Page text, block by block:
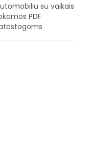
su vaikais
PDF